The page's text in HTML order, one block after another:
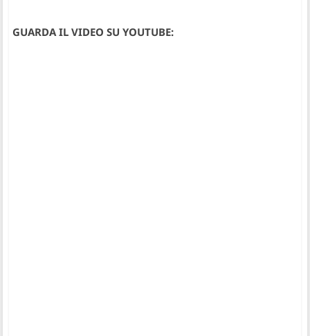
GUARDA IL VIDEO SU YOUTUBE: